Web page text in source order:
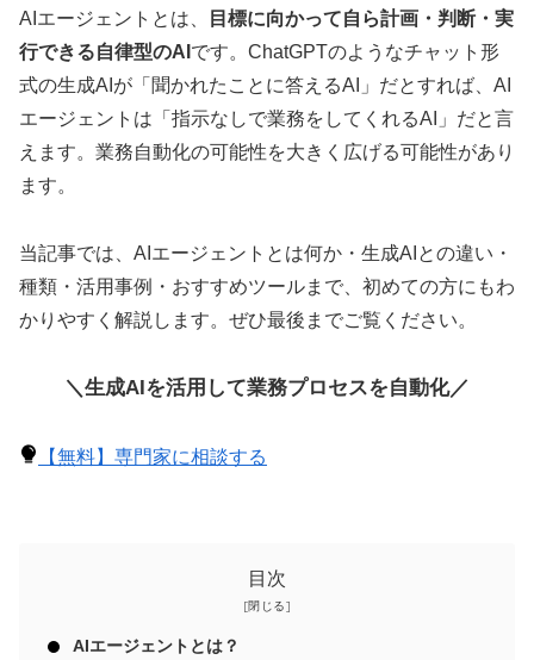
AIエージェントとは、
目標に向かって自ら計画・判断・実
行できる自律型のAI です。ChatGPTのようなチャット形
式の生成AIが「聞かれたことに答えるAI」だとすれば、AI
エージェントは「指示なしで業務をしてくれるAI」だと言
えます。業務自動化の可能性を大きく広げる可能性があり
ます。
当記事では、AIエージェントとは何か・生成AIとの違い・
種類・活用事例・おすすめツールまで、初めての方にもわ
かりやすく解説します。ぜひ最後までご覧ください。
＼生成AIを活用して業務プロセスを自動化／
【無料】専門家に相談する
目次
AIエージェントとは？